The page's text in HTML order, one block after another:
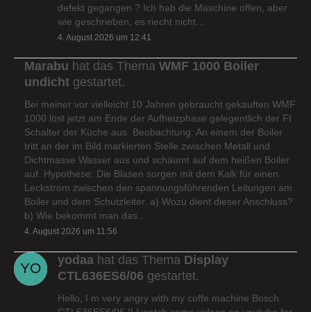
defekt gegangen ? Ich hab die Maschine offen, aber
wie geschrieben, es riecht nicht…
4. August 2026 um 12:41
Marabu hat das Thema WMF 1000 Boiler
undicht gestartet.
Bei meiner vor vielleicht 10 Jahren gebraucht gekauften WMF
1000 löst jetzt am Ende der Aufheizphase gelegentlich der FI
Schalter der Küche aus. Beobachtung: An einem der Boiler
tritt an der im Bild markierten Stelle zwischen Metall und
Dichtmasse Wasser aus und schäumt auf dem heißen Boiler
auf. Hypothese: Die Blasen sorgen mit dem Kalk für einen
Leckstrom zwischen den spannungsführenden Leitungen am
Boiler und dem Schutzleiter. a) Wozu dient dieser Anschluss?
b) Wie bekommt man das…
4. August 2026 um 11:56
yodaa hat das Thema Display
CTL636ES6/06 gestartet.
Hello, I m very angry with my coffe machine Bosch